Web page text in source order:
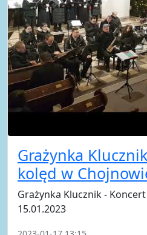
Grażynka
kolęd w
Grażynka Klucznik -
15.01.2023